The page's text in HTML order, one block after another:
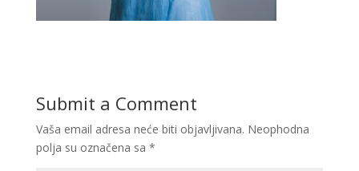
Submit a Comment
Vaša email adresa neće biti objavljivana. Neophodna
polja su označena sa *